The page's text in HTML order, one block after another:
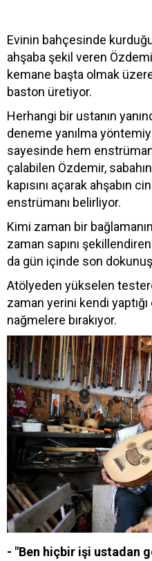
Evinin bahçesinde
ahşaba şekil veren
kemane başta olmak
baston üretiyor.
Herhangi bir ustanın
deneme yanılma
sayesinde hem
çalabilen Özdemir,
kapısını açarak ahşabın
enstrümanı belirliyor.
Kimi zaman bir
zaman sapını
da gün içinde son
Atölyeden yükselen
zaman yerini kendi
nağmelere bırakıyor.
- "Ben hiçbir işi ustadan